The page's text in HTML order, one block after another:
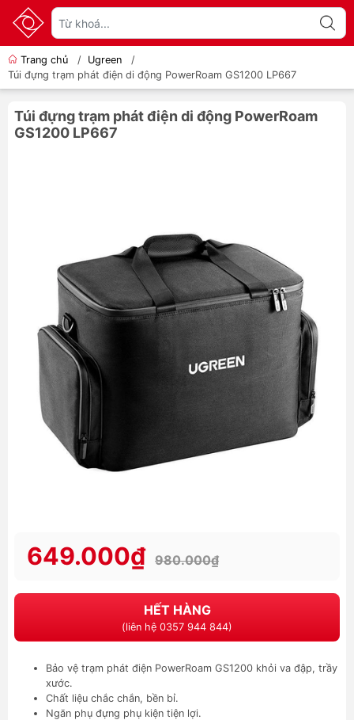
Trang chủ / Ugreen
/
Túi đựng trạm phát điện di động PowerRoam GS1200 LP667
Túi đựng trạm phát điện di động PowerRoam
GS1200 LP667
649.000₫ 980.000₫
HẾT HÀNG
(liên hệ 0357 944 844)
Bảo vệ trạm phát điện PowerRoam GS1200 khỏi va đập, trầy
xước.
Chất liệu chắc chắn, bền bỉ.
Ngăn phụ đựng phụ kiện tiện lợi.